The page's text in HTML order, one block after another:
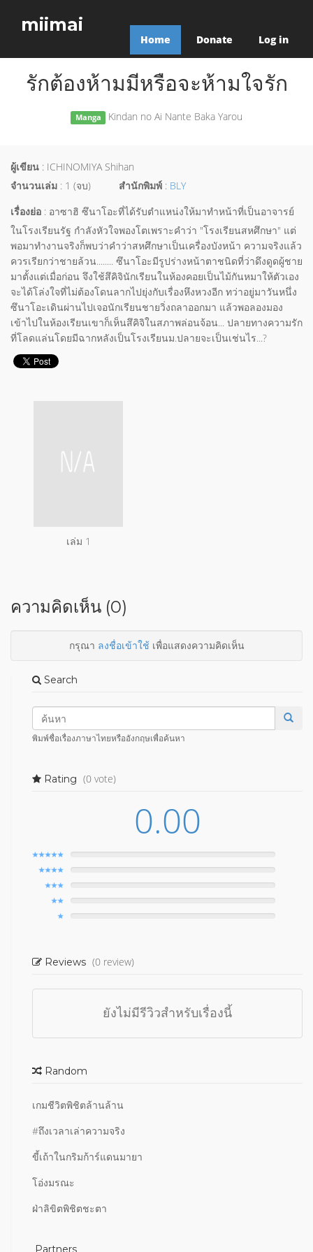
miimai
Home Donate Log in
รักต้องห้ามมีหรือจะห้ามใจรัก
Manga Kindan no Ai Nante Baka Yarou
ผู้เขียน : ICHINOMIYA Shihan
จำนวนเล่ม : 1 (จบ) สำนักพิมพ์ : BLY
เรื่องย่อ : อาซาฮิ ซึนาโอะที่ได้รับตำแหน่งให้มาทำหน้าที่เป็นอาจารย์
ในโรงเรียนรัฐ กำลังหัวใจพองโตเพราะคำว่า "โรงเรียนสหศึกษา" แต่
พอมาทำงานจริงก็พบว่าคำว่าสหศึกษาเป็นเครื่องบังหน้า ความจริงแล้ว
ควรเรียกว่าชายล้วน........ ซึนาโอะมีรูปร่างหน้าตาชนิดที่ว่าดึงดูดผู้ชาย
มาตั้งแต่เมื่อก่อน จึงใช้สึคิจินักเรียนในห้องคอยเป็นไม้กันหมาให้ตัวเอง
จะได้โล่งใจที่ไม่ต้องโดนลากไปยุ่งกับเรื่องหึงหวงอีก ทว่าอยู่มาวันหนึ่ง
ซึนาโอะเดินผ่านไปเจอนักเรียนชายวิ่งถลาออกมา แล้วพอลองมอง
เข้าไปในห้องเรียนเขาก็เห็นสึคิจิในสภาพล่อนจ้อน... ปลายทางความรัก
ที่โลดแล่นโดยมีฉากหลังเป็นโรงเรียนม.ปลายจะเป็นเช่นไร...?
เล่ม 1
ความคิดเห็น (0)
กรุณา ลงชื่อเข้าใช้เพื่อแสดงความคิดเห็น
Search
พิมพ์ชื่อเรื่องภาษาไทยหรืออังกฤษเพื่อค้นหา
Rating (0 vote)
0.00
Reviews (0 review)
ยังไม่มีรีวิวสำหรับเรื่องนี้
Random
เกมชีวิตพิชิตล้านล้าน
#ถึงเวลาเล่าความจริง
ขี้เถ้าในกริมก้าร์แดนมายา
โอ่งมรณะ
ฝ่าลิขิตพิชิตชะตา
Partners